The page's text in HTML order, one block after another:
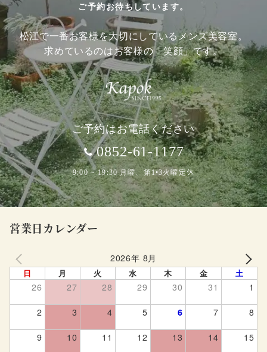
ご予約お待ちしています。
松江で一番お客様を大切にしているメンズ美容室。
求めているのはお客様の「笑顔」です。
ご予約はお電話ください
0852-61-1177
9:00 ~ 19:30 月曜、第1•3火曜定休
営業日カレンダー
2026年 8月
日 月 火 水 木 金 土
26 27 28 29 30 31 1
2 3 4 5 6 7 8
9 10 11 12 13 14 15